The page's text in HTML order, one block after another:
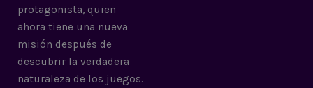
protagonista, quien
ahora tiene una nueva
misión después de
descubrir la verdadera
naturaleza de los juegos.